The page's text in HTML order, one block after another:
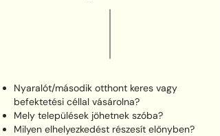
Nyaralót/második otthont keres vagy
befektetési céllal vásárolna?
Mely települések jöhetnek szóba?
Milyen elhelyezkedést részesít előnyben?